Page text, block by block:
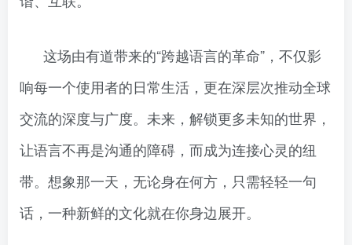
这场由有道带来的“跨越语言的革命”，不仅影
响每一个使用者的日常生活，更在深层次推动全球
交流的深度与广度。未来，解锁更多未知的世界，
让语言不再是沟通的障碍，而成为连接心灵的纽
带。想象那一天，无论身在何方，只需轻轻一句
话，一种新鲜的文化就在你身边展开。